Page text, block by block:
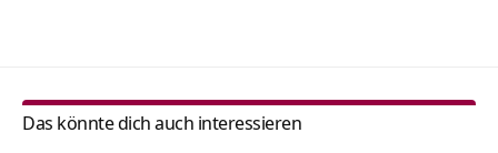
Das könnte dich auch interessieren